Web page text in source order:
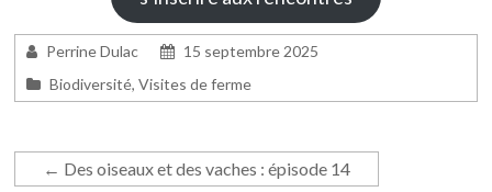
Perrine Dulac
15 septembre 2025
Biodiversité,Visites de ferme
← Des oiseaux et des vaches : épisode 14